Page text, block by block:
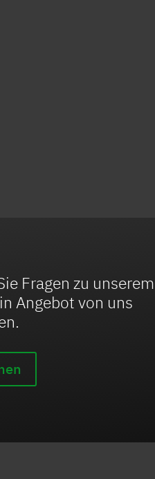
Fragen zu unserem
Angebot von uns